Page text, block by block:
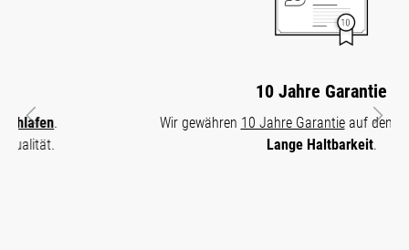
10 Jahre Garantie
Wir gewähren 10 Jahre Garantieauf den Matratzenkern.
Vorheriges